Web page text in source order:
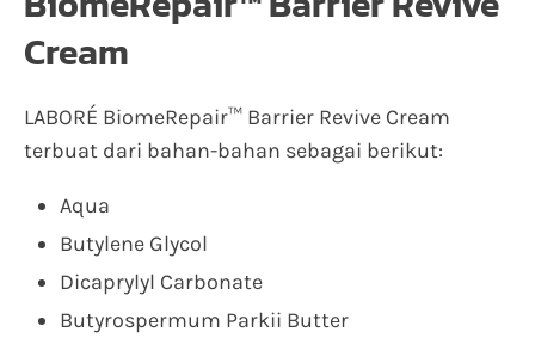
Cream
LABORÉ BiomeRepair™ Barrier Revive Cream
terbuat dari bahan-bahan sebagai berikut:
Aqua
Butylene Glycol
Dicaprylyl Carbonate
Butyrospermum Parkii Butter